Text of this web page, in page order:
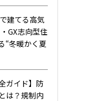
建てる高気
GX志向型住
“冬暖かく夏
ガイド】防
は？規制内